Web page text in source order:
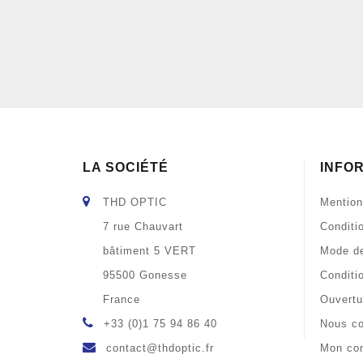
LA SOCIÉTÉ
THD OPTIC
7 rue Chauvart
bâtiment 5 VERT
95500 Gonesse
France
+33 (0)1 75 94 86 40
contact@thdoptic.fr
Mode
Nous
Mon